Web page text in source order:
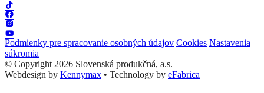
Podmienky pre spracovanie osobných údajov Cookies Nastavenia
súkromia
© Copyright 2026 Slovenská produkčná, a.s.
Webdesign by Kennymax • Technology by eFabrica